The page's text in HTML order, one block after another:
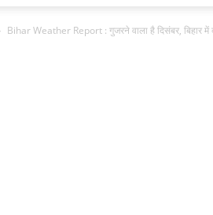
Bihar Weather Report : गुजरने वाला है दिसंबर, बिहार में